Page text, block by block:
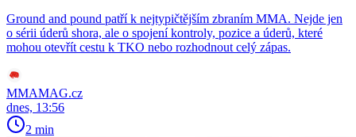
Ground and pound patří k nejtypičtějším zbraním MMA. Nejde jen
o sérii úderů shora, ale o spojení kontroly, pozice a úderů, které
mohou otevřít cestu k TKO nebo rozhodnout celý zápas.
MMAMAG.cz
dnes, 13:56
2 min